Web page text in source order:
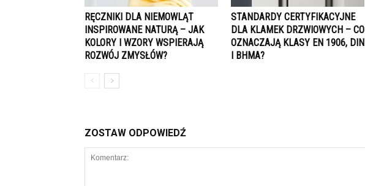
RĘCZNIKI DLA NIEMOWLĄT
INSPIROWANE NATURĄ – JAK
KOLORY I WZORY WSPIERAJĄ
ROZWÓJ ZMYSŁÓW?
STANDARDY CERTYFIKACYJNE
DLA KLAMEK DRZWIOWYCH – CO
OZNACZAJĄ KLASY EN 1906, DIN
I BHMA?
ZOSTAW ODPOWIEDŹ